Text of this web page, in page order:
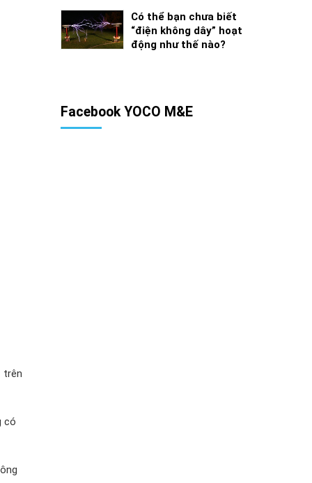
trên
có
Có thể bạn chưa biết
“điện không dây” hoạt
động như thế nào?
Facebook YOCO M&E